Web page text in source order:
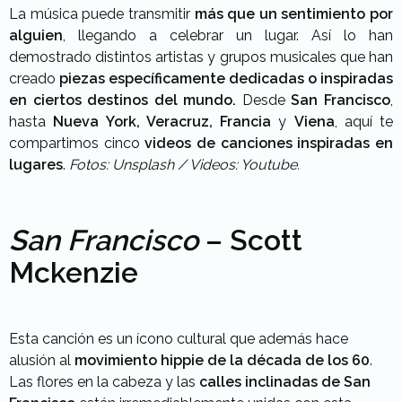
La música puede transmitir más que un sentimiento por
alguien, llegando a celebrar un lugar. Así lo han
demostrado distintos artistas y grupos musicales que han
creado piezas específicamente dedicadas o inspiradas
en ciertos destinos del mundo. DesdeSan Francisco,
hasta Nueva York, Veracruz, Francia y Viena, aquí te
compartimos cincovideos de canciones inspiradas en
lugares. Fotos: Unsplash / Videos: Youtube.
San Francisco– Scott
Mckenzie
Esta canción es un ícono cultural que además hace
alusión al movimiento hippie de la década de los 60.
Las flores en la cabeza y las calles inclinadas de San